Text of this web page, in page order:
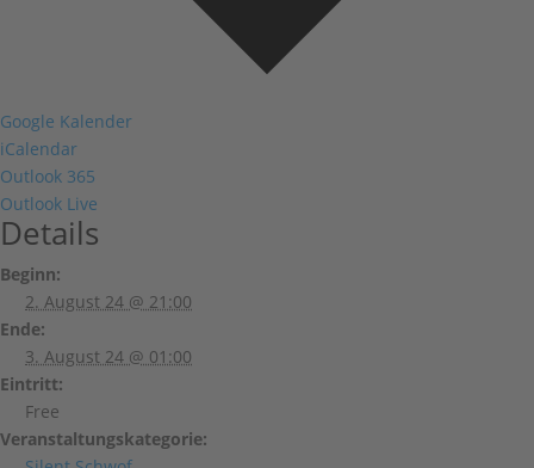
Google Kalender
iCalendar
Outlook 365
Outlook Live
Details
Beginn:
2. August 24 @ 21:00
Ende:
3. August 24 @ 01:00
Eintritt:
Free
Veranstaltungskategorie: